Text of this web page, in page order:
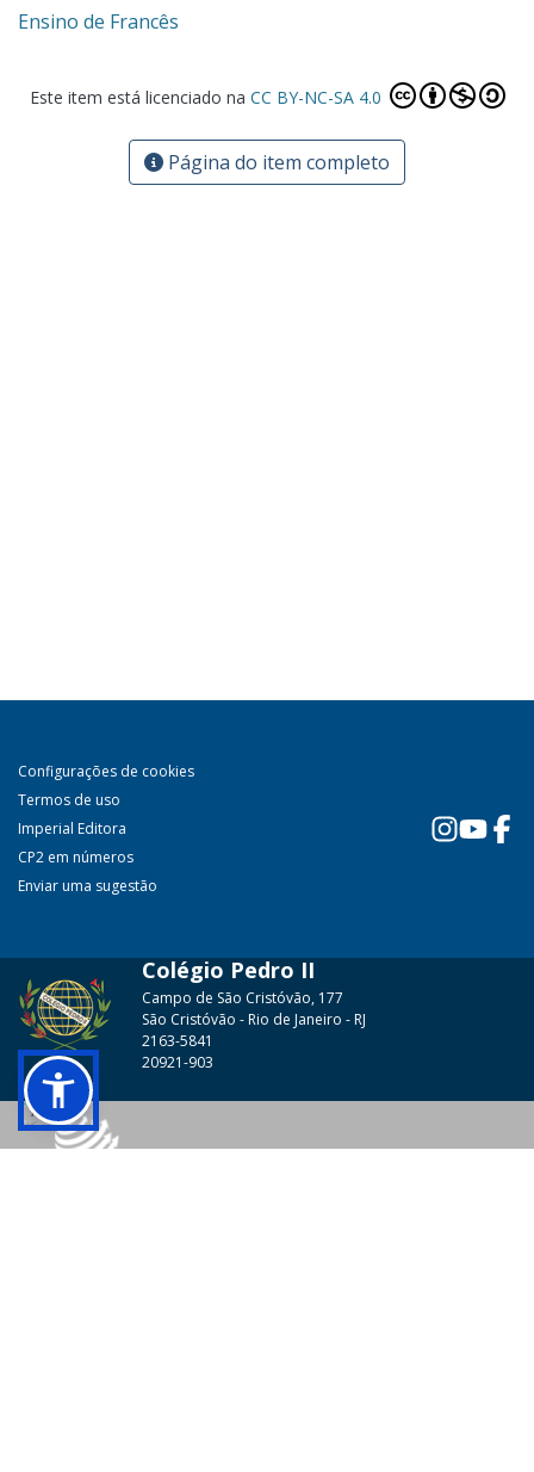
Ensino de Francês
Este item está licenciado na CC BY-NC-SA 4.0
Página do item completo
Configurações de cookies
Termos de uso
Imperial Editora
CP2 em números
Enviar uma sugestão
Colégio Pedro II
Campo de São Cristóvão, 177
São Cristóvão - Rio de Janeiro - RJ
2163-5841
20921-903